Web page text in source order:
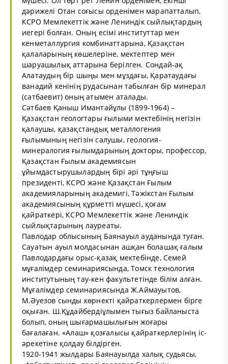
дәрижелі Отан соғысы орденімен марапатталып,
КСРО Мемлекеттік және Лениндік сыйлықтардың
иегері болған. Оның есімі институттар мен
кенметаллургия комбинаттарына, Қазақстан
қалаларының көшелеріне, мектептер мен
шаруашылық аттарына берілген. Сондай-ақ
Алатаудың бір шыңы мен мұздағы, Қаратаудағы
ванадий кенінің рудасынан табылған бір минерал
(сатбаевит) оның атымен аталады.
Сәтбаев Қаныш Имантайұлы (1899-1964) –
Қазақстан геологтары ғылыми мектебінің негізін
қалаушы, қазақстандық металлогения
ғылымының негізін салушы, геология-
минералогия ғылымдарының докторы, профессор,
Қазақстан Ғылым академиясын
ұйымдастырушылардың бірі әрі тұңғыш
президенті, КСРО және Қазақстан Ғылым
академияларының академигі, Тәжікстан Ғылым
академиясының құрметті мүшесі, қоғам
қайраткері, КСРО Мемлекеттік және Лениндік
сыйлықтарының лауреаты.
Павлодар облысының Баянауыл ауданында туған.
Сауатын ауыл молдасынан ашқан болашақ ғалым
Павлодардағы орыс-қазақ мектебінде, Семей
мұғалімдер семинариясында, Томск технология
институтының тау-кен факультетінде білім алған.
Мұғалімдер семинариясында Ж.Аймауытов,
М.Әуезов сынды көрнекті қайраткерлермен бірге
оқыған. Ш.Құдайбердіұлымен тығыз байланыста
болып, оның шығармашылығын жоғары
бағалаған. «Алаш» қозғалысы қайраткерлерінің іс-
әрекетіне қолдау білдірген.
1920-1941 жылдары Баянауылда халық судьясы,